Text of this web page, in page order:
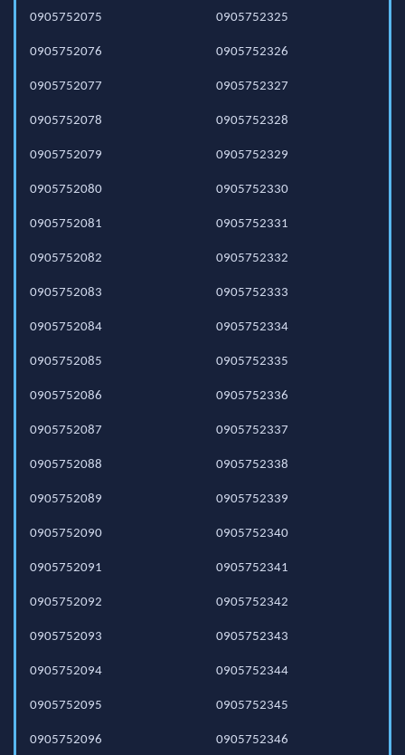
0905752075
0905752076
0905752077
0905752078
0905752079
0905752080
0905752081
0905752082
0905752083
0905752084
0905752085
0905752086
0905752087
0905752088
0905752089
0905752090
0905752091
0905752092
0905752093
0905752094
0905752095
0905752096
0905752325
0905752326
0905752327
0905752328
0905752329
0905752330
0905752331
0905752332
0905752333
0905752334
0905752335
0905752336
0905752337
0905752338
0905752339
0905752340
0905752341
0905752342
0905752343
0905752344
0905752345
0905752346